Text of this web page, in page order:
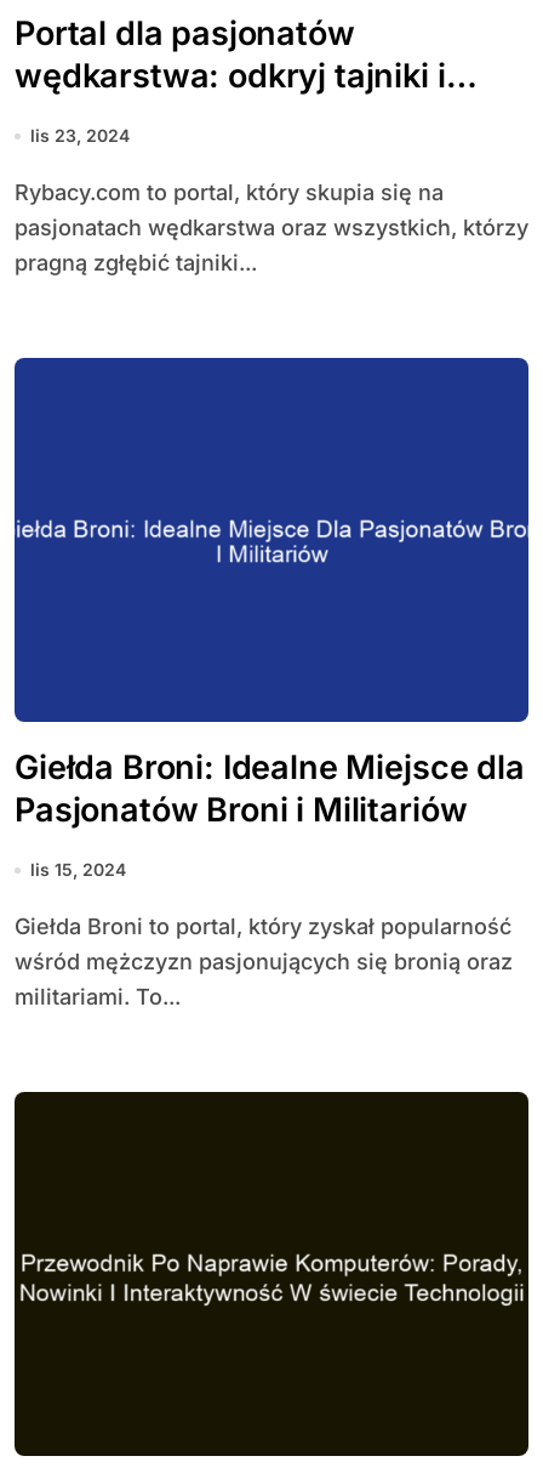
Portal dla pasjonatów
wędkarstwa: odkryj tajniki i
społeczność Rybacy
lis 23, 2024
Rybacy.com to portal, który skupia się na
pasjonatach wędkarstwa oraz wszystkich, którzy
pragną zgłębić tajniki...
Giełda Broni: Idealne Miejsce dla
Pasjonatów Broni i Militariów
lis 15, 2024
Giełda Broni to portal, który zyskał popularność
wśród mężczyzn pasjonujących się bronią oraz
militariami. To...